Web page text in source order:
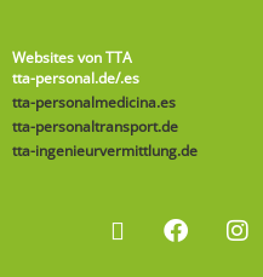
Websites von TTA
tta-personal.de/.es
tta-personalmedicina.es
tta-personaltransport.de
tta-ingenieurvermittlung.de